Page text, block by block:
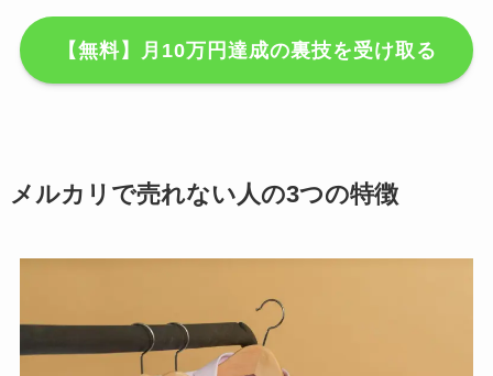
【無料】月10万円達成の裏技を受け取る
メルカリで売れない人の3つの特徴